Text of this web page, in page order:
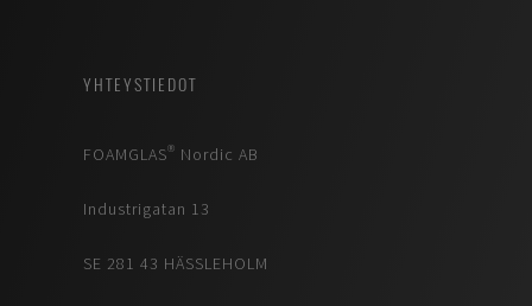
YHTEYSTIEDOT
FOAMGLAS® Nordic AB
Industrigatan 13
SE 281 43 HÄSSLEHOLM